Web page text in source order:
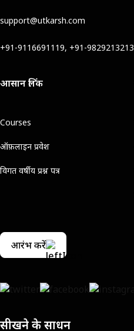
support@utkarsh.com
+91-9116691119, +91-9829213213
आसान लिंक
Courses
ऑफ़लाइन प्रवेश
विगत वर्षीय प्रश्न पत्र
आरंभ करें
सीखने के साधन